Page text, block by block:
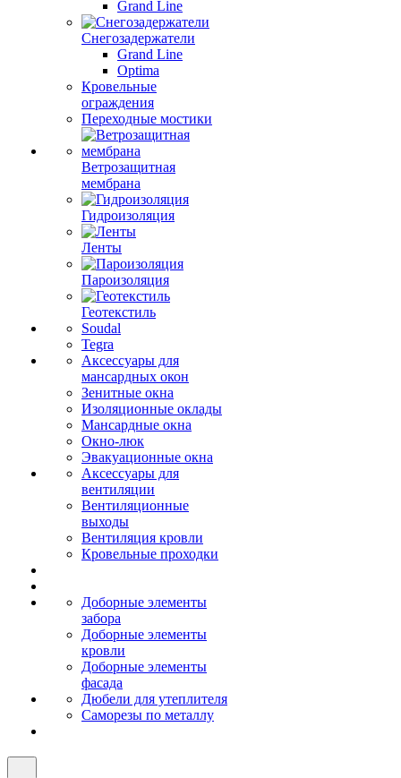
Grand Line
Снегозадержатели
Grand Line
Optima
Кровельные
ограждения
Переходные мостики
Ветрозащитная
мембрана
Гидроизоляция
Ленты
Пароизоляция
Геотекстиль
Soudal
Tegra
Аксессуары для
мансардных окон
Зенитные окна
Изоляционные оклады
Мансардные окна
Окно-люк
Эвакуационные окна
Аксессуары для
вентиляции
Вентиляционные
выходы
Вентиляция кровли
Кровельные проходки
Доборные элементы
забора
Доборные элементы
кровли
Доборные элементы
фасада
Дюбели для утеплителя
Саморезы по металлу